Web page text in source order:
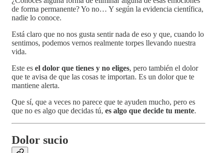
de forma permanente? Yo no… Y según la evidencia científica,
nadie lo conoce.
Está claro que no nos gusta sentir nada de eso y que, cuando lo
sentimos, podemos vernos realmente torpes llevando nuestra
vida.
Este es el dolor que tienes y no eliges, pero también el dolor
que te avisa de que las cosas te importan. Es un dolor que te
mantiene alerta.
Que sí, que a veces no parece que te ayuden mucho, pero es
que no es algo que decidas tú, es algo que decide tu mente.
Dolor sucio